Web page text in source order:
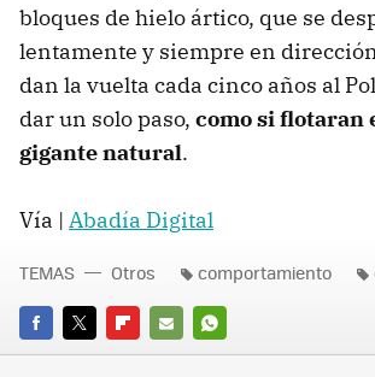
bloques de hielo ártico, que se
lentamente y siempre en
dan la vuelta cada cinco años al
dar un solo paso, como si flotaran
gigante natural.
Vía | Abadía Digital
FACEBOOK
TWITTERFLIPBOARD
E-
WHATSAPP
TEMAS Otros comportamiento